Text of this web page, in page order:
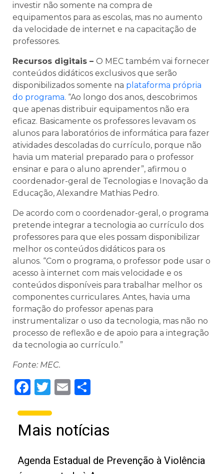
investir não somente na compra de
equipamentos para as escolas, mas no aumento
da velocidade de internet e na capacitação de
professores.
Recursos digitais – O MEC também vai fornecer
conteúdos didáticos exclusivos que serão
disponibilizados somente na plataforma própria
do programa. “Ao longo dos anos, descobrimos
que apenas distribuir equipamentos não era
eficaz. Basicamente os professores levavam os
alunos para laboratórios de informática para fazer
atividades descoladas do currículo, porque não
havia um material preparado para o professor
ensinar e para o aluno aprender”, afirmou o
coordenador-geral de Tecnologias e Inovação da
Educação, Alexandre Mathias Pedro.
De acordo com o coordenador-geral, o programa
pretende integrar a tecnologia ao currículo dos
professores para que eles possam disponibilizar
melhor os conteúdos didáticos para os
alunos. “Com o programa, o professor pode usar o
acesso à internet com mais velocidade e os
conteúdos disponíveis para trabalhar melhor os
componentes curriculares. Antes, havia uma
formação do professor apenas para
instrumentalizar o uso da tecnologia, mas não no
processo de reflexão e de apoio para a integração
da tecnologia ao currículo.”
Fonte: MEC.
Facebook
Twitter
Email
Mais notícias
Agenda Estadual de Prevenção à Violência